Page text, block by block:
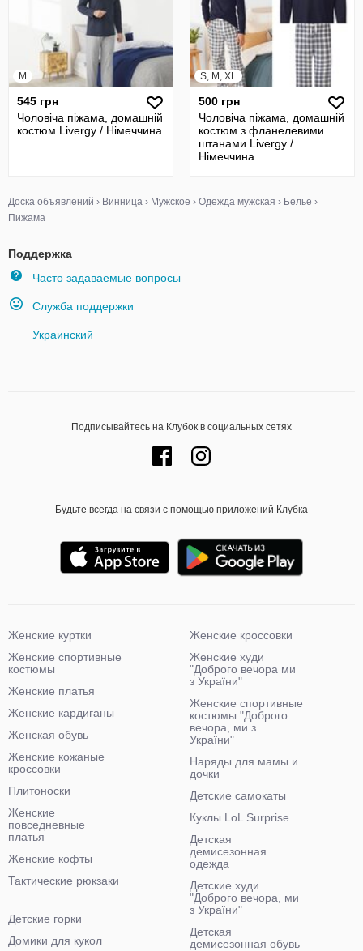
M
545 грн
Чоловіча піжама, домашній
костюм Livergy / Німеччина
S, M, XL
500 грн
Чоловіча піжама, домашній
костюм з фланелевими
штанами Livergy /
Німеччина
Доска объявлений › Винница › Мужское › Одежда мужская › Белье ›
Пижама
Поддержка
Часто задаваемые вопросы
Служба поддержки
Украинский
Подписывайтесь на Клубок в социальных сетях
Будьте всегда на связи с помощью приложений Клубка
Женские куртки
Женские спортивные
костюмы
Женские платья
Женские кардиганы
Женская обувь
Женские кожаные
кроссовки
Плитоноски
Женские
повседневные
платья
Женские кофты
Тактические рюкзаки
Женские кроссовки
Женские худи
"Доброго вечора ми
з України"
Женские спортивные
костюмы "Доброго
вечора, ми з
України"
Наряды для мамы и
дочки
Детские самокаты
Куклы LoL Surprise
Детская
демисезонная
одежда
Детские худи
"Доброго вечора, ми
з України"
Детская
демисезонная обувь
Детские горки
Домики для кукол